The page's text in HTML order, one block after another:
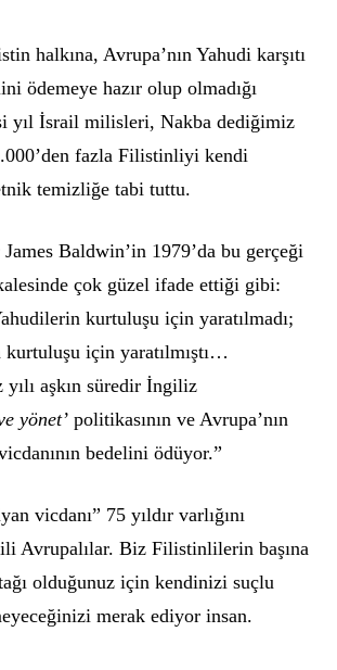
halkına, Avrupa’nın Yahudi karşıtı
ödemeye hazır olup olmadığı
yıl İsrail milisleri, Nakba dediğimiz
fazla Filistinliyi kendi
temizliğe tabi tuttu.
Baldwin’in 1979’da bu gerçeği
çok güzel ifade ettiği gibi:
kurtuluşu için yaratılmadı;
kurtuluşu için yaratılmıştı…
aşkın süredir İngiliz
yönet’ politikasının ve Avrupa’nın
bedelini ödüyor.”
vicdanı” 75 yıldır varlığını
Avrupalılar. Biz Filistinlilerin başına
olduğunuz için kendinizi suçlu
merak ediyor insan.